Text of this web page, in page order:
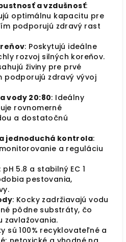
a vzdušnosť:
optimálnu kapacitu pre
podporujú zdravý rast
: Poskytujú ideálne
rozvoj silných koreňov.
živiny pre prvé
podporujú zdravý vývoj
vody 20:80: Ideálny
rovnomerné
a dostatočnú
jednoduchá kontrola:
a reguláciu
: pH 5.8 a stabilný EC 1
pestovania,
: Kocky zadržiavajú vodu
pôdne substráty, čo
zavlažovania.
sú 100% recyklovateľné a